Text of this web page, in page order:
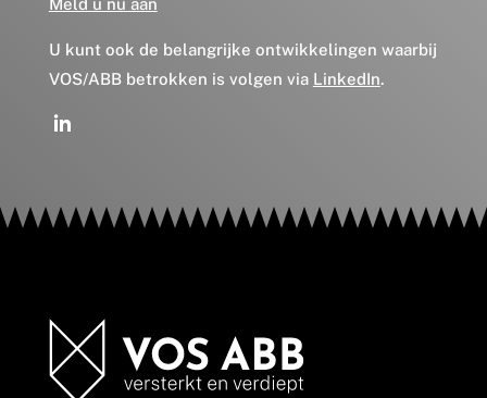
Meld u nu aan
U kunt ook de belangrijke ontwikkelingen waarbij
VOS/ABB betrokken is volgen via LinkedIn.